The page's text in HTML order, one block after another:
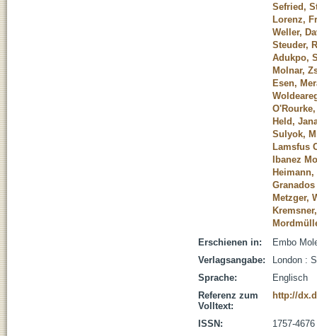
Sefried,
Lorenz,
Weller,
Steuder,
Adukpo,
Molnar,
Esen,
Held,
Sulyok,
Lamsfus
Ibanez
Metzger,
Erschienen in:
Embo
Verlagsangabe:
London :
Sprache:
Englisch
Referenz zum
Volltext:
http://
ISSN:
1757-4676